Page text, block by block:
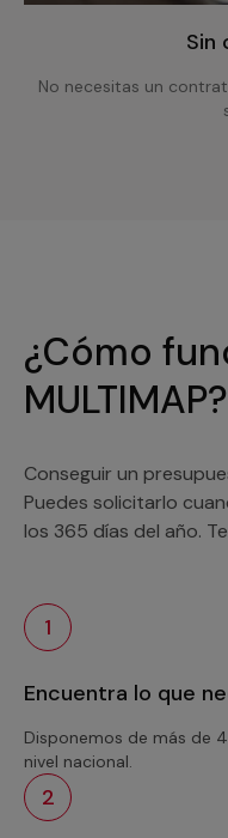
Sin
No necesitas un
¿Cómo
MULTIMAP?
Conseguir un
Puedes solicitarlo
los 365 días del año.
1
Encuentra lo que
Disponemos de más de
nivel nacional.
2